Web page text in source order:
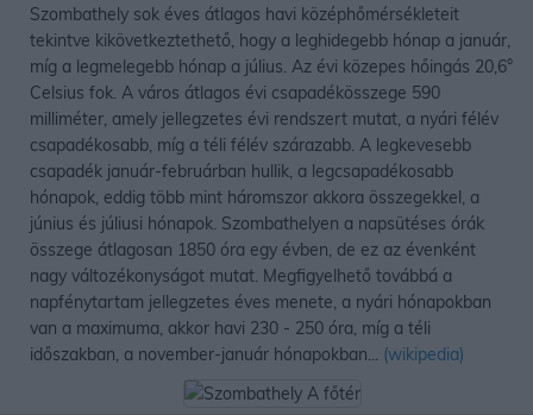
Szombathely sok éves átlagos havi középhőmérsékleteit
tekintve kikövetkeztethető, hogy a leghidegebb hónap a január,
míg a legmelegebb hónap a július. Az évi közepes hőingás 20,6°
Celsius fok. A város átlagos évi csapadékösszege 590
milliméter, amely jellegzetes évi rendszert mutat, a nyári félév
csapadékosabb, míg a téli félév szárazabb. A legkevesebb
csapadék január-februárban hullik, a legcsapadékosabb
hónapok, eddig több mint háromszor akkora összegekkel, a
június és júliusi hónapok. Szombathelyen a napsütéses órák
összege átlagosan 1850 óra egy évben, de ez az évenként
nagy változékonyságot mutat. Megfigyelhető továbbá a
napfénytartam jellegzetes éves menete, a nyári hónapokban
van a maximuma, akkor havi 230 - 250 óra, míg a téli
időszakban, a november-január hónapokban... (wikipedia)